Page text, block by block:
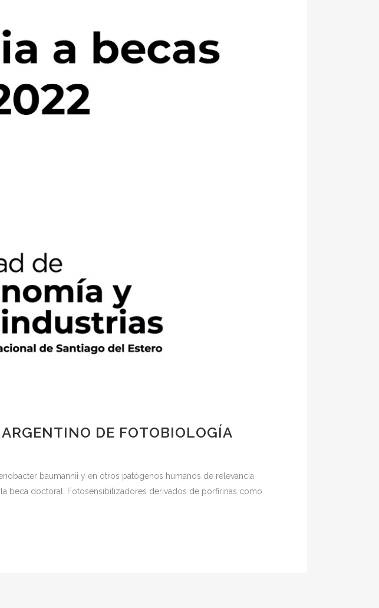
DE FOTOBIOLOGÍA
baumannii y en otros patógenos humanos de relevancia
beca doctoral: Fotosensibilizadores derivados de porfirinas como